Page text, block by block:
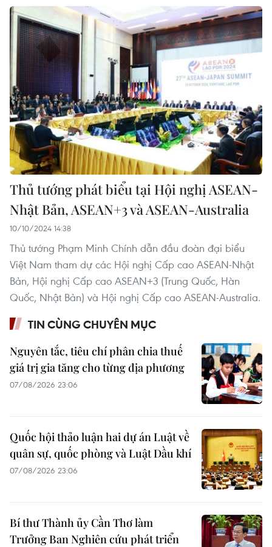
Thủ tướng phát biểu tại Hội nghị ASEAN-
Nhật Bản, ASEAN+3 và ASEAN-Australia
10/10/2024 14:38
Thủ tướng Phạm Minh Chính dẫn đầu đoàn đại biểu
Việt Nam tham dự các Hội nghị Cấp cao ASEAN-Nhật
Bản, Hội nghị Cấp cao ASEAN+3 (Trung Quốc, Hàn
Quốc, Nhật Bản) và Hội nghị Cấp cao ASEAN-Australia.
TIN CÙNG CHUYÊN MỤC
Nguyên tắc, tiêu chí phân chia thuế
giá trị gia tăng cho từng địa phương
07/08/2026 23:06
Quốc hội thảo luận hai dự án Luật về
quân sự, quốc phòng và Luật Dầu khí
07/08/2026 23:06
Bí thư Thành ủy Cần Thơ làm
Trưởng Ban Nghiên cứu phát triển